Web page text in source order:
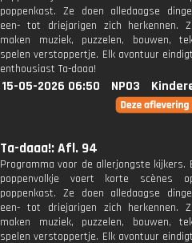
poppenkast. Ze doen alledaagse
een- tot driejarigen zich herkennen.
maken muziek, puzzelen, bouwen,
spelen verstoppertje. Elk avontuur
enthousiast Ta-daaa!
15-05-2026 06:50 NPO3
Ta-daaa!: Afl. 94
Programma voor de allerjongste kijkers.
poppenvolkje voert korte scènes
poppenkast. Ze doen alledaagse
een- tot driejarigen zich herkennen.
maken muziek, puzzelen, bouwen,
spelen verstoppertje. Elk avontuur